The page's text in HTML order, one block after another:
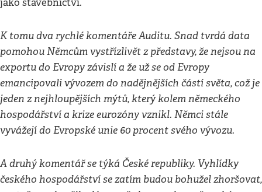
jako stavebnictví.
K tomu dva rychlé komentáře Auditu. Snad tvrdá data
pomohou Němcům vystřízlivět z představy, že nejsou na
exportu do Evropy závislí a že už se od Evropy
emancipovali vývozem do nadějnějších částí světa, což je
jeden z nejhloupějších mýtů, který kolem německého
hospodářství a krize eurozóny vznikl. Němci stále
vyvážejí do Evropské unie 60 procent svého vývozu.
A druhý komentář se týká České republiky. Vyhlídky
českého hospodářství se zatím budou bohužel zhoršovat,